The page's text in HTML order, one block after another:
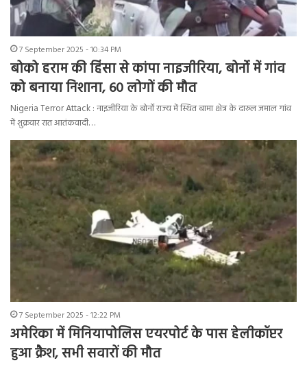
7 September 2025 - 10:34 PM
बोको हराम की हिंसा से कांपा नाइजीरिया, बोर्नो में गांव
को बनाया निशाना, 60 लोगों की मौत
Nigeria Terror Attack : नाइजीरिया के बोर्नो राज्य में स्थित बामा क्षेत्र के दारुल जमाल गांव
में शुक्रवार रात आतंकवादी…
7 September 2025 - 12:22 PM
अमेरिका में मिनियापोलिस एयरपोर्ट के पास हेलीकॉप्टर
हुआ क्रैश, सभी सवारों की मौत